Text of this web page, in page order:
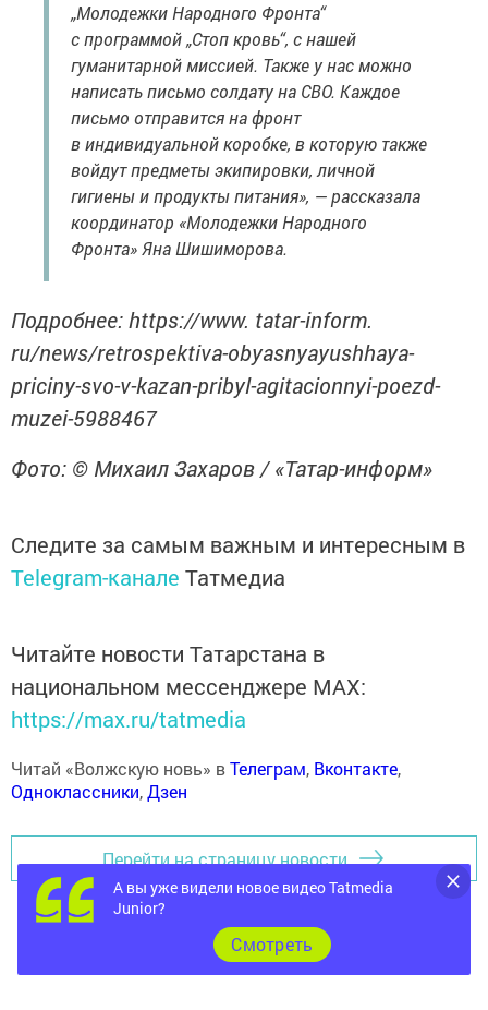
„Молодежки Народного Фронта“
с программой „Стоп кровь“, с нашей
гуманитарной миссией. Также у нас можно
написать письмо солдату на СВО. Каждое
письмо отправится на фронт
в индивидуальной коробке, в которую также
войдут предметы экипировки, личной
гигиены и продукты питания», — рассказала
координатор «Молодежки Народного
Фронта» Яна Шишиморова.
Подробнее: https://www. tatar-inform.
ru/news/retrospektiva-obyasnyayushhaya-
priciny-svo-v-kazan-pribyl-agitacionnyi-poezd-
muzei-5988467
Фото: © Михаил Захаров / «Татар-информ»
Следите за самым важным и интересным в
Telegram-канале Татмедиа
Читайте новости Татарстана в
национальном мессенджере MАХ:
https://max.ru/tatmedia
Читай «Волжскую новь» вТелеграм, Вконтакте,
Одноклассники,Дзен
Перейти на страницу новости
А вы уже видели новое видео Tatmedia
Junior?
Cмотреть